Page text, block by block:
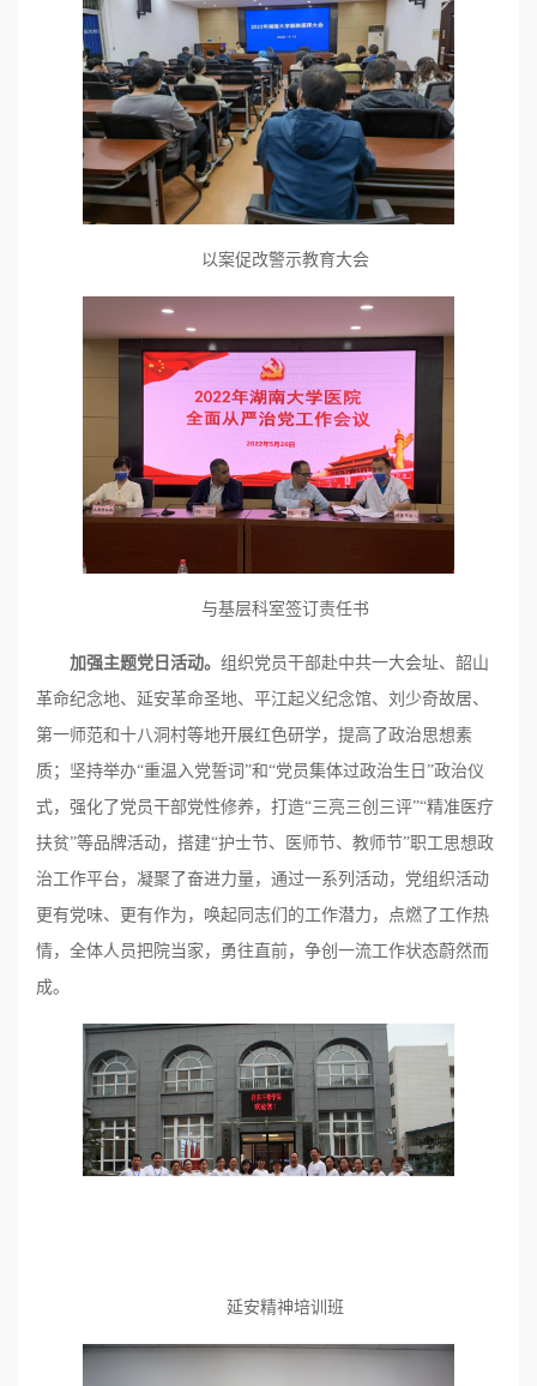
以案促改警示教育大会
与基层科室签订责任书
加强主题党日活动。 组织党员干部赴中共一大会址、韶山
革命纪念地、延安革命圣地、平江起义纪念馆、刘少奇故居、
第一师范和十八洞村等地开展红色研学，提高了政治思想素
质；坚持举办“重温入党誓词”和“党员集体过政治生日”政治仪
式，强化了党员干部党性修养，打造“三亮三创三评”“精准医疗
扶贫”等品牌活动，搭建“护士节、医师节、教师节”职工思想政
治工作平台，凝聚了奋进力量，通过一系列活动，党组织活动
更有党味、更有作为，唤起同志们的工作潜力，点燃了工作热
情，全体人员把院当家，勇往直前，争创一流工作状态蔚然而
成。
延安精神培训班